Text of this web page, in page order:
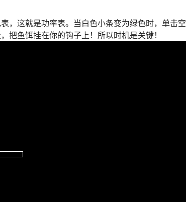
，这就是功率表。当白色小条变为绿色时，单击空
把鱼饵挂在你的钩子上！所以时机是关键！